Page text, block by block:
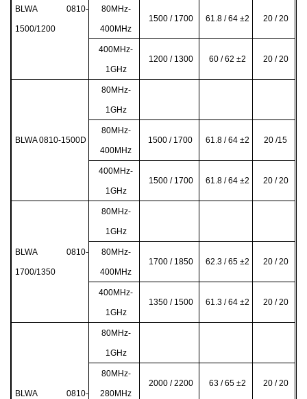
BLWA 0810-
1500/1200
80MHz-
400MHz
1500 / 1700 61.8 / 64 ±2 20 / 20
400MHz-
1GHz
1200 / 1300 60 / 62 ±2 20 / 20
BLWA 0810-1500D
80MHz-
1GHz
80MHz-
400MHz
1500 / 1700 61.8 / 64 ±2 20 /15
400MHz-
1GHz
1500 / 1700 61.8 / 64 ±2 20 / 20
BLWA 0810-
1700/1350
80MHz-
1GHz
80MHz-
400MHz
1700 / 1850 62.3 / 65 ±2 20 / 20
400MHz-
1GHz
1350 / 1500 61.3 / 64 ±2 20 / 20
BLWA 0810-
80MHz-
1GHz
80MHz-
280MHz
2000 / 2200 63 / 65 ±2 20 / 20